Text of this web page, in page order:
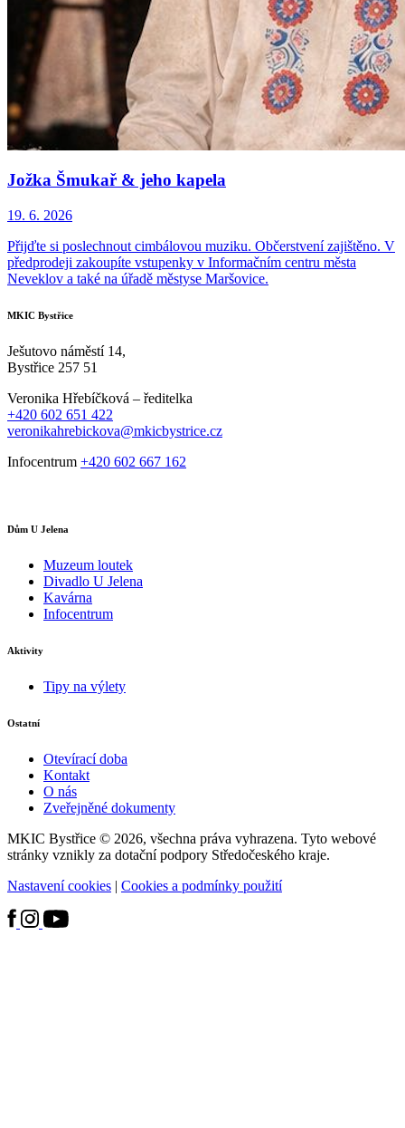
Jožka Šmukař & jeho kapela
19. 6. 2026
Přijďte si poslechnout cimbálovou muziku. Občerstvení zajištěno. V
předprodeji zakoupíte vstupenky v Informačním centru města
Neveklov a také na úřadě městyse Maršovice.
MKIC Bystřice
Ješutovo náměstí 14,
Bystřice 257 51
Veronika Hřebíčková – ředitelka
+420 602 651 422
veronikahrebickova@mkicbystrice.cz
Infocentrum +420 602 667 162
Dům U Jelena
Muzeum loutek
Divadlo U Jelena
Kavárna
Infocentrum
Aktivity
Tipy na výlety
Ostatní
Otevírací doba
Kontakt
O nás
Zveřejněné dokumenty
MKIC Bystřice © 2026, všechna práva vyhrazena. Tyto webové
stránky vznikly za dotační podpory Středočeského kraje.
Nastavení cookies | Cookies a podmínky použití